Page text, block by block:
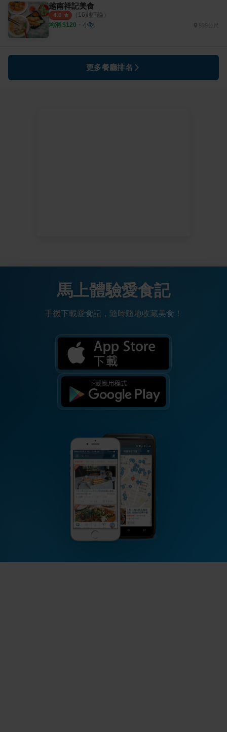
越南祥記美食
4.0 （ 16則評論）
均消 $120 ・ 小吃
更多餐廳排名
馬上體驗愛食記
手機下載愛食記，隨時隨地收藏美食！